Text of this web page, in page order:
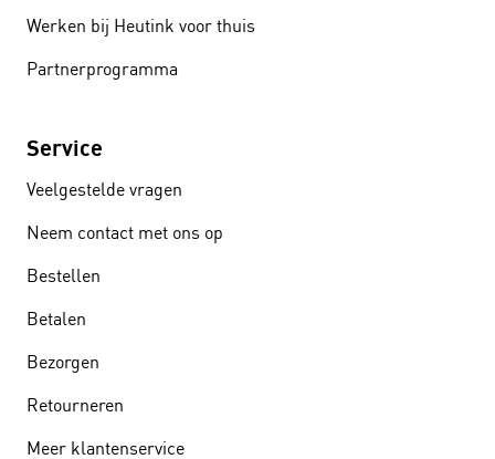
Werken bij Heutink voor thuis
Partnerprogramma
Service
Veelgestelde vragen
Neem contact met ons op
Bestellen
Betalen
Bezorgen
Retourneren
Meer klantenservice